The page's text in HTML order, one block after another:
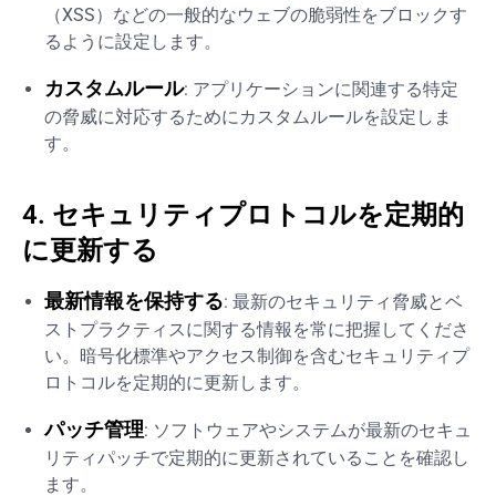
（XSS）などの一般的なウェブの脆弱性をブロックす
るように設定します。
カスタムルール: アプリケーションに関連する特定
の脅威に対応するためにカスタムルールを設定しま
す。
4. セキュリティプロトコルを定期的
に更新する
最新情報を保持する: 最新のセキュリティ脅威とベ
ストプラクティスに関する情報を常に把握してくださ
い。暗号化標準やアクセス制御を含むセキュリティプ
ロトコルを定期的に更新します。
パッチ管理: ソフトウェアやシステムが最新のセキュ
リティパッチで定期的に更新されていることを確認し
ます。